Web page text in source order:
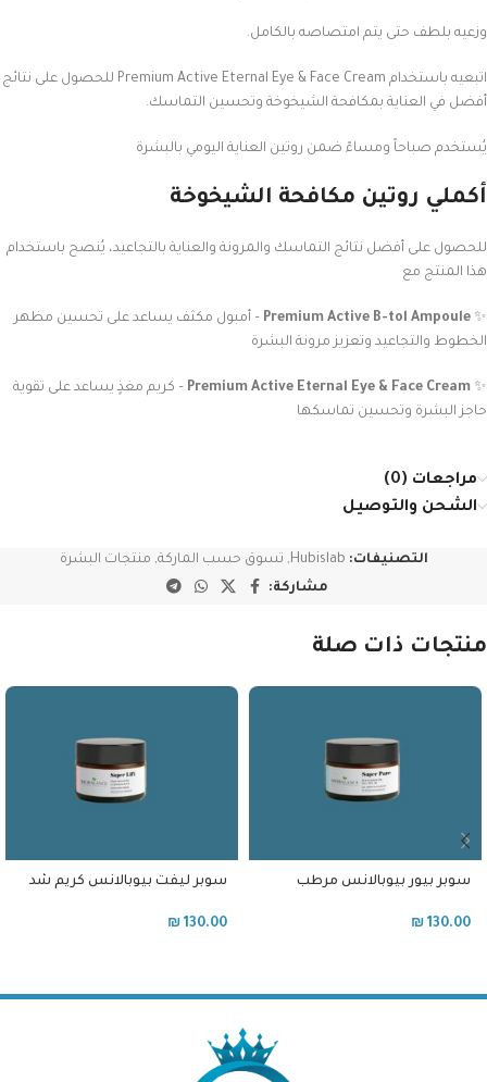
وزعيه بلطف حتى يتم امتصاصه بالكامل.
اتبعيه باستخدام Premium Active Eternal Eye & Face Cream للحصول على نتائج
أفضل في العناية بمكافحة الشيخوخة وتحسين التماسك.
يُستخدم صباحاً ومساءً ضمن روتين العناية اليومي بالبشرة
أكملي روتين مكافحة الشيخوخة
للحصول على أفضل نتائج التماسك والمرونة والعناية بالتجاعيد، يُنصح باستخدام
هذا المنتج مع
✨
Premium Active B-tol Ampoule – أمبول مكثف يساعد على تحسين مظهر
الخطوط والتجاعيد وتعزيز مرونة البشرة
✨
Premium Active Eternal Eye & Face Cream – كريم مغذٍ يساعد على تقوية
حاجز البشرة وتحسين تماسكها
مراجعات (0)
الشحن والتوصيل
التصنيفات: Hubislab
, تسوق حسب الماركة, منتجات البشرة
مشاركة:
منتجات ذات صلة
سوبر بيور بيوبالانس مرطب
نيوسيناميد
₪ 130.00
سوبر ليفت بيوبالانس كريم شد
بالريتينول
₪ 130.00